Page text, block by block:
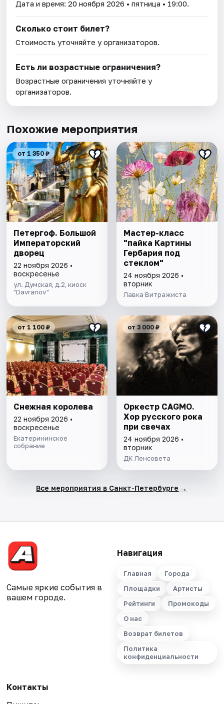
Дата и время:20 ноября 2026 • пятница • 19:00.
Сколько стоит билет?
Стоимость уточняйте у организаторов.
Есть ли возрастные ограничения?
Возрастные ограничения уточняйте у
организаторов.
Похожие мероприятия
от 1 350 ₽
Петергоф. Большой
Императорский
дворец
22 ноября 2026 •
воскресенье
ул. Думская, д.2, киоск
"Davranov"
Мастер-класс
"пайка Картины
Гербария под
стеклом"
24 ноября 2026 •
вторник
Лавка Витражиста
от 1 100 ₽
Снежная королева
22 ноября 2026 •
воскресенье
Екатерининское
собрание
от 3 000 ₽
Оркестр CAGMO.
Хор русского рока
при свечах
24 ноября 2026 •
вторник
ДК Ленсовета
Все мероприятия в Санкт-Петербурге →
Самые яркие события в
вашем городе.
Навигация
Главная
Города
Площадки
Артисты
Рейтинги
Промокоды
О нас
Возврат билетов
Политика
конфиденциальности
Контакты